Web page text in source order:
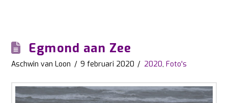
Egmond aan Zee
Aschwin van Loon 9 februari 2020 2020, Foto's